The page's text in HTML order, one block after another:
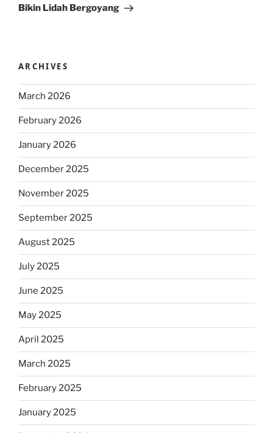
Bikin Lidah Bergoyang
ARCHIVES
March 2026
February 2026
January 2026
December 2025
November 2025
September 2025
August 2025
July 2025
June 2025
May 2025
April 2025
March 2025
February 2025
January 2025